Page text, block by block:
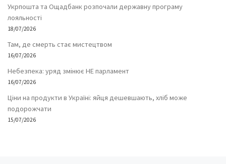
Укрпошта та Ощадбанк розпочали державну програму
лояльності
18/07/2026
Там, де смерть стає мистецтвом
16/07/2026
Небезпека: уряд змінює НЕ парламент
16/07/2026
Ціни на продукти в Україні: яйця дешевшають, хліб може
подорожчати
15/07/2026